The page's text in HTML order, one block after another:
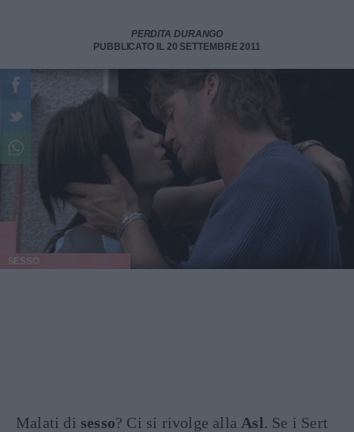
PERDITA DURANGO
PUBBLICATO IL 20 SETTEMBRE 2011
SESSO
Malati di sesso? Ci si rivolge alla Asl. Se i Sert